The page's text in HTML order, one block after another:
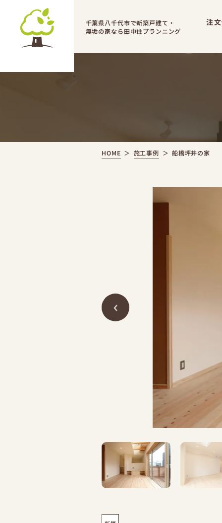
千葉県八千代市で新築戸建て・
無垢の家なら田中住プランニング
注
HOME 施工事例 船橋坪井の家